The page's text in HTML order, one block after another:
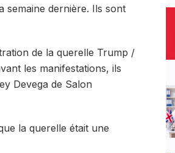
semaine dernière. Ils sont
de la querelle Trump /
les manifestations, ils
Devega de Salon
la querelle était une